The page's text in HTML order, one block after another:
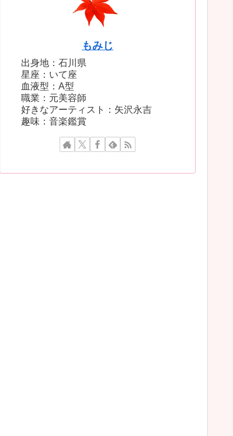
もみじ
出身地：石川県
星座：いて座
血液型：A型
職業：元美容師
好きなアーティスト：矢沢永吉
趣味：音楽鑑賞